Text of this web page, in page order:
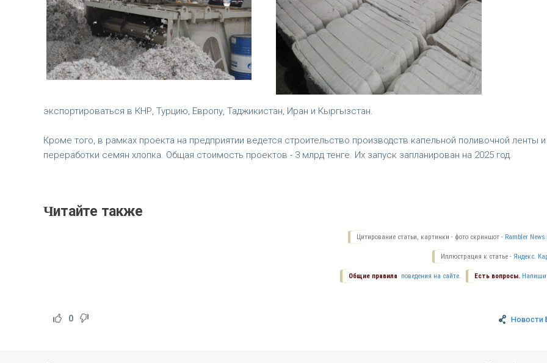
экспортироваться в КНР, Турцию, Европу, Таджикистан, Иран и Кыргызстан.
Кроме того, в рамках проекта на предприятии ведется строительство производств капельной поливочной ленты и
переработки семян хлопка. Общая стоимость проектов - 3 млрд тенге. Их запуск запланирован на 2025 год.
Читайте также
Цитирование статьи, картинки - фото скриншот - Rambler News
Иллюстрация к статье - Яндекс.
Есть вопросы.
Общие правила поведения на сайте.
Новости
0